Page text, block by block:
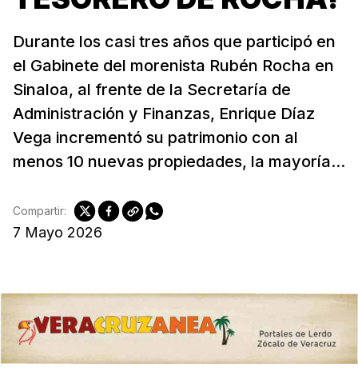
Durante los casi tres años que participó en
el Gabinete del morenista Rubén Rocha en
Sinaloa, al frente de la Secretaría de
Administración y Finanzas, Enrique Díaz
Vega incrementó su patrimonio con al
menos 10 nuevas propiedades, la mayoría...
7 Mayo 2026
Compartir: